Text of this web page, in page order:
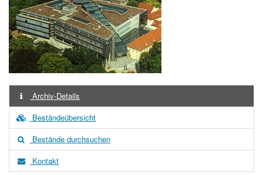
Archiv-Details
Beständeübersicht
Bestände durchsuchen
Kontakt